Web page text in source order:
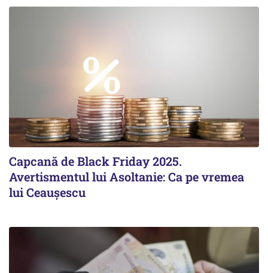
Capcană de Black Friday 2025.
Avertismentul lui Asoltanie: Ca pe vremea
lui Ceaușescu